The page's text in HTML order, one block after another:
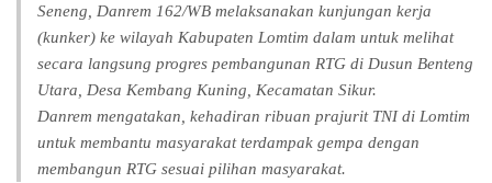
Seneng, Danrem 162/WB melaksanakan kunjungan kerja
(kunker) ke wilayah Kabupaten Lomtim dalam untuk melihat
secara langsung progres pembangunan RTG di Dusun Benteng
Utara, Desa Kembang Kuning, Kecamatan Sikur.
Danrem mengatakan, kehadiran ribuan prajurit TNI di Lomtim
untuk membantu masyarakat terdampak gempa dengan
membangun RTG sesuai pilihan masyarakat.